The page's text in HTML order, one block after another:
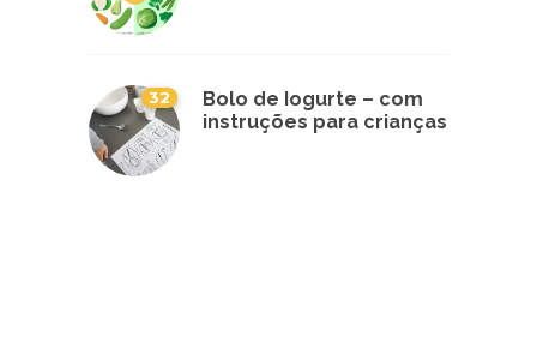
32
Bolo de Iogurte – com
instruções para crianças